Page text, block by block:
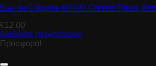
Eau de Cologne MYRO Classic Fresh,
€12.00
Διαβάστε περισσότερα
Προσφορά!